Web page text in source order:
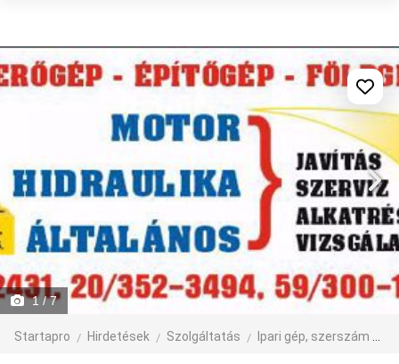
1 / 7
Startapro Hirdetések Szolgáltatás Ipari gép, szerszám